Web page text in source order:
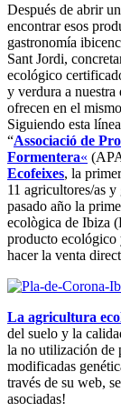
Después de abrir
encontrar esos
gastronomía
Sant Jordi,
ecológico
y verdura a
ofrecen en el
Siguiendo esta
“Associació de
Formentera«
Ecofeixes, la
11 agricultores/as
pasado año la
ecològica de Ibiza
producto ecológico
hacer la venta
La agricultura
del suelo y la
la no utilización de
modificadas
través de su web,
asociadas!